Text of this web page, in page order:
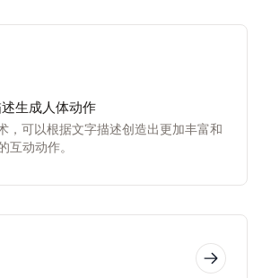
生成人体动作
，可以根据文字描述创造出更加丰富和
互动动作。